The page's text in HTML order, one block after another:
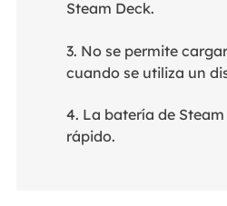
Steam Deck.
3. No se permite
cuando se utiliza un
4. La batería de
rápido.